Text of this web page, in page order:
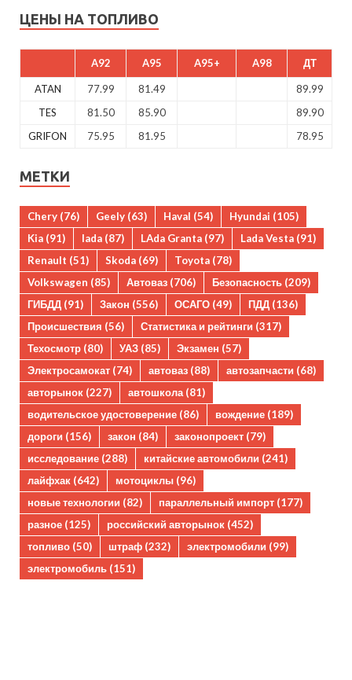
ЦЕНЫ НА ТОПЛИВО
A92 A95 A95+ A98 ДТ
ATAN 77.99 81.49
89.99
TES
81.50 85.90
89.90
GRIFON
75.95 81.95 78.95
МЕТКИ
Chery (76) Geely (63) Haval (54) Hyundai (105)
Kia (91) lada (87) LAda Granta (97) Lada Vesta (91)
Renault (51) Skoda (69) Toyota (78)
Volkswagen (85) Автоваз (706) Безопасность (209)
ГИБДД (91) Закон (556) ОСАГО (49) ПДД (136)
Происшествия (56) Статистика и рейтинги (317)
Техосмотр (80) УАЗ (85) Экзамен (57)
Электросамокат (74) автоваз (88) автозапчасти (68)
авторынок (227) автошкола(81)
водительское удостоверение (86) вождение (189)
дороги (156) закон (84) законопроект (79)
исследование (288) китайские автомобили (241)
лайфхак (642) мотоциклы (96)
новые технологии (82) параллельный импорт (177)
разное (125) российский авторынок (452)
топливо (50) штраф (232) электромобили (99)
электромобиль (151)